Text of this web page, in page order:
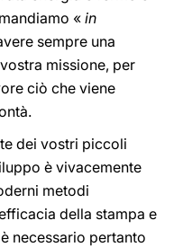
« in
sempre una
missione, per
ciò che viene
dei vostri piccoli
è vivacemente
metodi
della stampa e
necessario pertanto